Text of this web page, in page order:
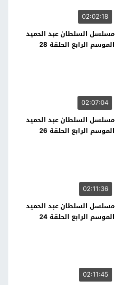
02:02:18
مسلسل السلطان عبد الحميد
الموسم الرابع الحلقة 28
02:07:04
مسلسل السلطان عبد الحميد
الموسم الرابع الحلقة 26
02:11:36
مسلسل السلطان عبد الحميد
الموسم الرابع الحلقة 24
02:11:45